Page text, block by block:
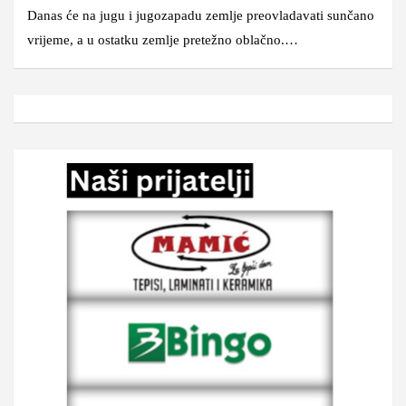
Danas će na jugu i jugozapadu zemlje preovladavati sunčano
vrijeme, a u ostatku zemlje pretežno oblačno.…